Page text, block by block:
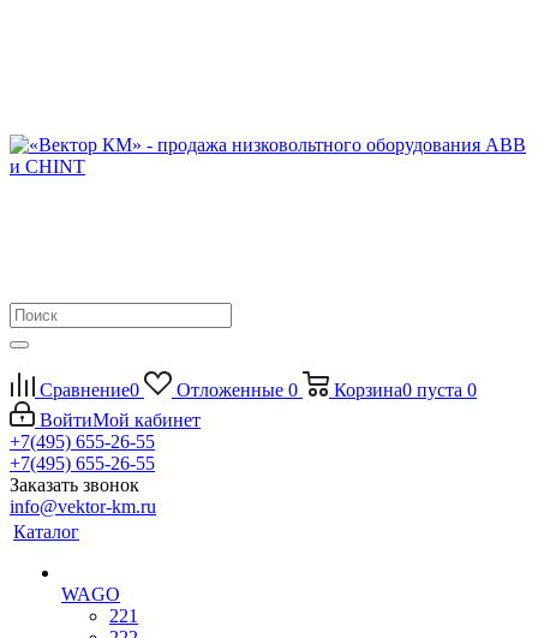
Сравнение0 Отложенные 0 Корзина0 пуста 0
ВойтиМой кабинет
+7(495) 655-26-55
+7(495) 655-26-55
Заказать звонок
info@vektor-km.ru
Каталог
WAGO
221